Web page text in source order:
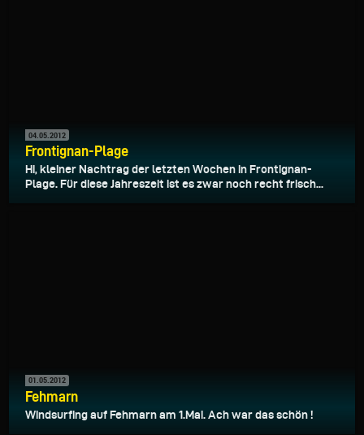
04.05.2012
Frontignan-Plage
Hi, kleiner Nachtrag der letzten Wochen in Frontignan-
Plage. Für diese Jahreszeit ist es zwar noch recht frisch...
01.05.2012
Fehmarn
Windsurfing auf Fehmarn am 1.Mai. Ach war das schön !